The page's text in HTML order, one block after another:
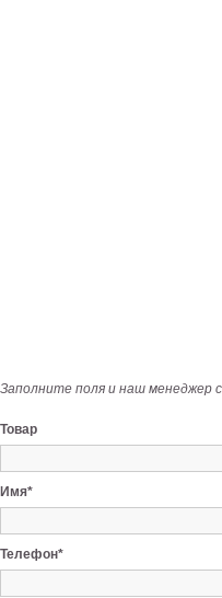
Заполните поля и наш менеджер
Товар
Имя*
Телефон*